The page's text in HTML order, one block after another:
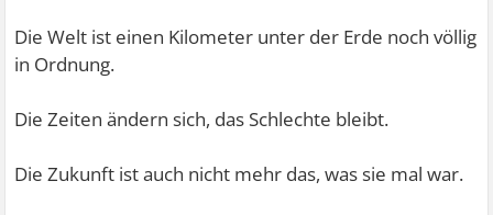
Die Welt ist einen Kilometer unter der Erde noch völlig
in Ordnung.
Die Zeiten ändern sich, das Schlechte bleibt.
Die Zukunft ist auch nicht mehr das, was sie mal war.